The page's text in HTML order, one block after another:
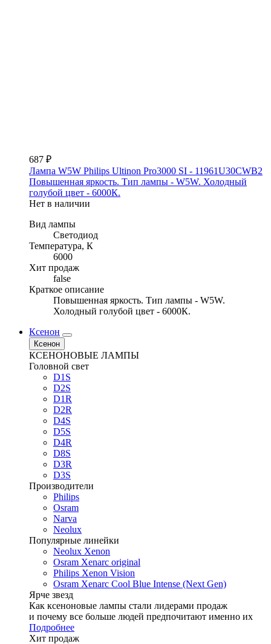
687 ₽
Лампа W5W Philips Ultinon Pro3000 SI - 11961U30CWB2
Повышенная яркость. Тип лампы - W5W. Холодный
голубой цвет - 6000К.
Нет в наличии
Вид лампы
Светодиод
Температура, К
6000
Хит продаж
false
Краткое описание
Повышенная яркость. Тип лампы - W5W.
Холодный голубой цвет - 6000К.
Ксенон
Ксенон
КСЕНОНОВЫЕ ЛАМПЫ
Головной свет
D1S
D2S
D1R
D2R
D4S
D5S
D4R
D8S
D3R
D3S
Производители
Philips
Osram
Narva
Neolux
Популярные линейки
Neolux Xenon
Osram Xenarc original
Philips Xenon Vision
Osram Xenarc Cool Blue Intense (Next Gen)
Ярче звезд
Как ксеноновые лампы стали лидерами продаж
и почему все больше людей предпочитают именно их
Подробнее
Хит продаж